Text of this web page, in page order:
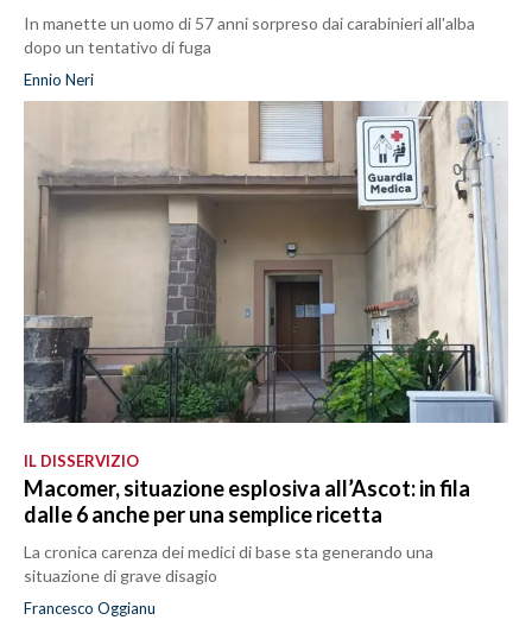
In manette un uomo di 57 anni sorpreso dai carabinieri all'alba
dopo un tentativo di fuga
Ennio Neri
IL DISSERVIZIO
Macomer, situazione esplosiva all’Ascot: in fila
dalle 6 anche per una semplice ricetta
La cronica carenza dei medici di base sta generando una
situazione di grave disagio
Francesco Oggianu